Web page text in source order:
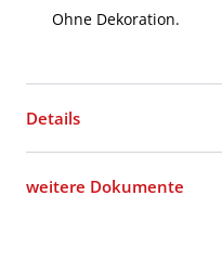
Ohne Dekoration.
Details
weitere Dokumente